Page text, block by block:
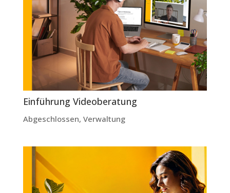
Einführung Videoberatung
Abgeschlossen, Verwaltung